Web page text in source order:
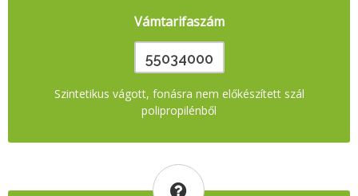
Vámtarifaszám
55034000
Szintetikus vágott, fonásra nem előkészített szál
polipropilénből